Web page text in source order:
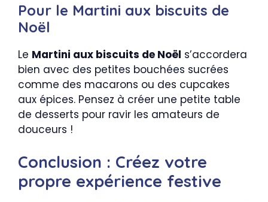
Pour le Martini aux biscuits de
Noël
Le Martini aux biscuits de Noël s’accordera
bien avec des petites bouchées sucrées
comme des macarons ou des cupcakes
aux épices. Pensez à créer une petite table
de desserts pour ravir les amateurs de
douceurs !
Conclusion : Créez votre
propre expérience festive